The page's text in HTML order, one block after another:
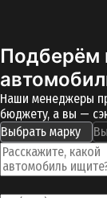
Подберём
Наши менеджеры
бюджету, а вы —
Выбрать марку